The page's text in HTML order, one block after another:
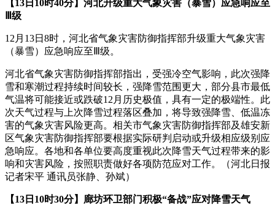
【13日10时40分】河北升级重大气象灾害（暴雪）应急响应至
Ⅲ级
12月13日8时，河北省气象灾害防御指挥部升级重大气象灾害
（暴雪）应急响应至Ⅲ级。
河北省气象灾害防御指挥部指出，受强冷空气影响，此次强降
雪和寒潮过程持续时间较长，强降雪范围更大，部分县市最低
气温将可能接近或跌破12月历史极值，具有一定的极端性。此
次天气过程与上次降雪过程落区叠加，将导致强降雪、低温冻
害的气象灾害风险更高。相关市气象灾害防御指挥部及雄安新
区气象灾害防御指挥部要根据实际研判启动或升级相应级别应
急响应。各地和各单位要高度重视此次降雪天气过程带来的影
响和灾害风险，按照职责做好各项防范应对工作。（河北日报
记者宋平 通讯员张静、孙斌）
【13日10时30分】廊坊环卫部门积极“备战”应对降雪天气